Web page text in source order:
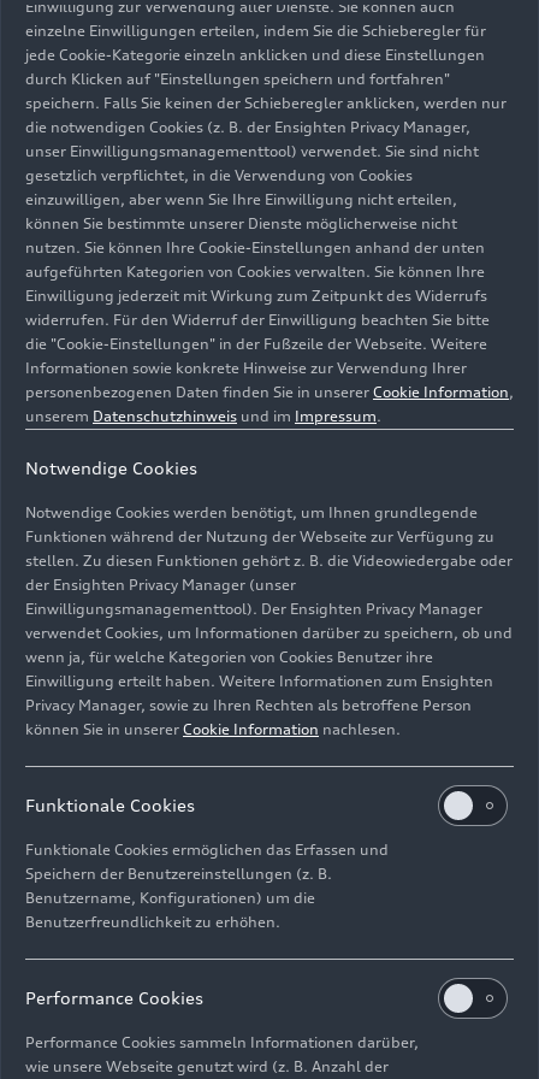
Bild-Nr: HI990042 · Copyright: AUDI AG
Rechte: Abdruck für Pressezwecke honorarfrei
ImpressumRechtliches
Hinweisgebersystem
Informationen zur BarrierefreiheitKontakt
Einwilligung zur Verwendung aller Dienste. Sie können auch
einzelne Einwilligungen erteilen, indem Sie die Schieberegler für
jede Cookie-Kategorie einzeln anklicken und diese Einstellungen
durch Klicken auf "Einstellungen speichern und fortfahren"
speichern. Falls Sie keinen der Schieberegler anklicken, werden nur
die notwendigen Cookies (z. B. der Ensighten Privacy Manager,
unser Einwilligungsmanagementtool) verwendet. Sie sind nicht
gesetzlich verpflichtet, in die Verwendung von Cookies
einzuwilligen, aber wenn Sie Ihre Einwilligung nicht erteilen,
können Sie bestimmte unserer Dienste möglicherweise nicht
nutzen. Sie können Ihre Cookie-Einstellungen anhand der unten
aufgeführten Kategorien von Cookies verwalten. Sie können Ihre
Einwilligung jederzeit mit Wirkung zum Zeitpunkt des Widerrufs
widerrufen. Für den Widerruf der Einwilligung beachten Sie bitte
die "Cookie-Einstellungen" in der Fußzeile der Webseite. Weitere
Informationen sowie konkrete Hinweise zur Verwendung Ihrer
personenbezogenen Daten finden Sie in unserer Cookie Information,
unserem Datenschutzhinweis und im Impressum.
Notwendige Cookies
Notwendige Cookies werden benötigt, um Ihnen grundlegende
Funktionen während der Nutzung der Webseite zur Verfügung zu
stellen. Zu diesen Funktionen gehört z. B. die Videowiedergabe oder
der Ensighten Privacy Manager (unser
Einwilligungsmanagementtool). Der Ensighten Privacy Manager
verwendet Cookies, um Informationen darüber zu speichern, ob und
wenn ja, für welche Kategorien von Cookies Benutzer ihre
Einwilligung erteilt haben. Weitere Informationen zum Ensighten
Privacy Manager, sowie zu Ihren Rechten als betroffene Person
können Sie in unserer Cookie Information nachlesen.
Funktionale Cookies
Funktionale Cookies ermöglichen das Erfassen und
Speichern der Benutzereinstellungen (z. B.
Benutzername, Konfigurationen) um die
Benutzerfreundlichkeit zu erhöhen.
Performance Cookies
Performance Cookies sammeln Informationen darüber,
wie unsere Webseite genutzt wird (z. B. Anzahl der